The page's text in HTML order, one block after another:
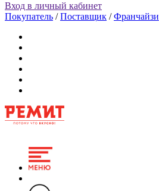
Вход в личный кабинет
Покупатель /Поставщик /Франчайзи